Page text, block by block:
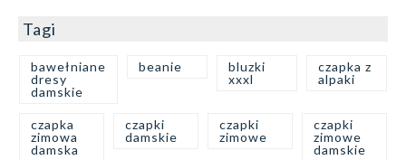
Tagi
bawełniane
dresy
damskie
beanie
bluzki
xxxl
czapka z
alpaki
czapka
zimowa
damska
czapki
damskie
czapki
zimowe
czapki
zimowe
damskie